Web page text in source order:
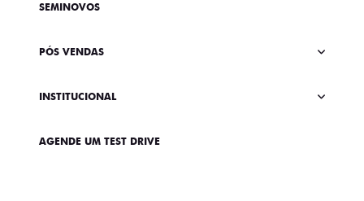
SEMINOVOS
PÓS VENDAS
INSTITUCIONAL
AGENDE UM TEST DRIVE